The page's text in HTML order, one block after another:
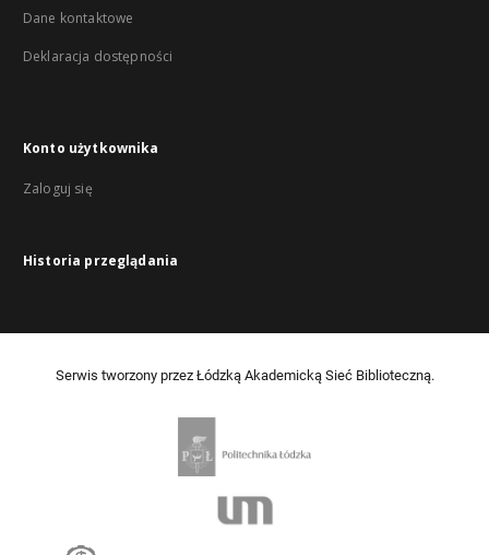
Dane kontaktowe
Deklaracja dostępności
Konto użytkownika
Zaloguj się
Historia przeglądania
Serwis tworzony przez Łódzką Akademicką Sieć Biblioteczną.